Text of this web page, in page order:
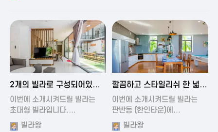
2024-11-19 00:54
2개의 빌라로 구성되어있는
대형 풀빌…
이번에 소개시켜드릴 빌라는
초대형 빌라입니다.…
빌라왕
2024-11-19 01:27
깔끔하고 스타일리쉬 한 넓은
풀빌라
이번에 소개시켜드릴 빌라는
판반동 (한인타운)에…
빌라왕